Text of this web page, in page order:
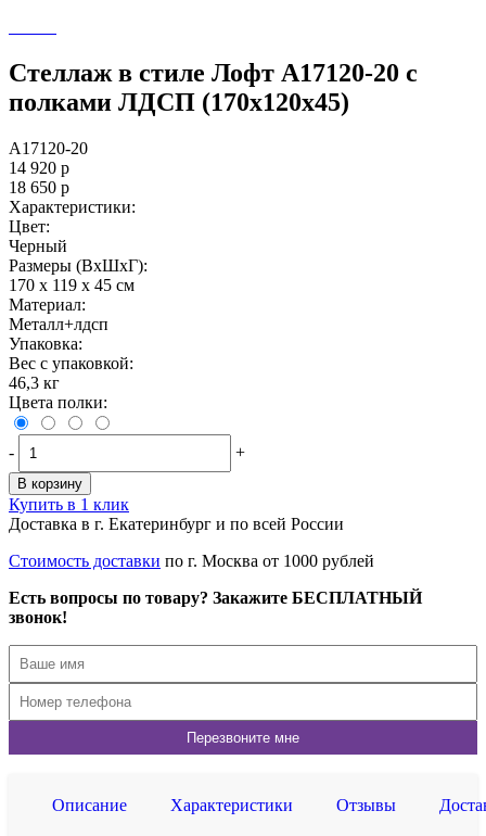
Стеллаж в стиле Лофт A17120-20 с
полками ЛДСП (170х120х45)
A17120-20
14 920 р
18 650 р
Характеристики:
Цвет:
Черный
Размеры (ВxШxГ):
170 x 119 x 45 см
Материал:
Металл+лдсп
Упаковка:
Вес с упаковкой:
46,3 кг
Цвета полки:
- +
В корзину
Купить в 1 клик
Доставка в г. Екатеринбург и по всей России
Стоимость доставки по г. Москва от 1000 рублей
Есть вопросы по товару? Закажите БЕСПЛАТНЫЙ
звонок!
Описание Характеристики Отзывы